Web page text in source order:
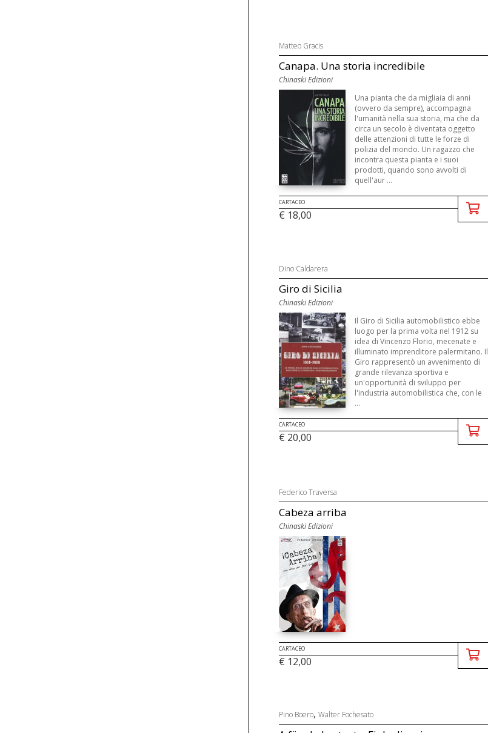
Matteo Gracis
Canapa. Una storia incredibile
Chinaski Edizioni
Una pianta che da migliaia di anni
(ovvero da sempre), accompagna
l'umanità nella sua storia, ma che da
circa un secolo è diventata oggetto
delle attenzioni di tutte le forze di
polizia del mondo. Un ragazzo che
incontra questa pianta e i suoi
prodotti, quando sono avvolti di
quell'aur ...
CARTACEO
€ 18,00
Dino Caldarera
Giro di Sicilia
Chinaski Edizioni
Il Giro di Sicilia automobilistico ebbe
luogo per la prima volta nel 1912 su
idea di Vincenzo Florio, mecenate e
illuminato imprenditore palermitano. Il
Giro rappresentò un avvenimento di
grande rilevanza sportiva e
un'opportunità di sviluppo per
l'industria automobilistica che, con le
...
CARTACEO
€ 20,00
Federico Traversa
Cabeza arriba
Chinaski Edizioni
CARTACEO
€ 12,00
Pino Boero, Walter Fochesato